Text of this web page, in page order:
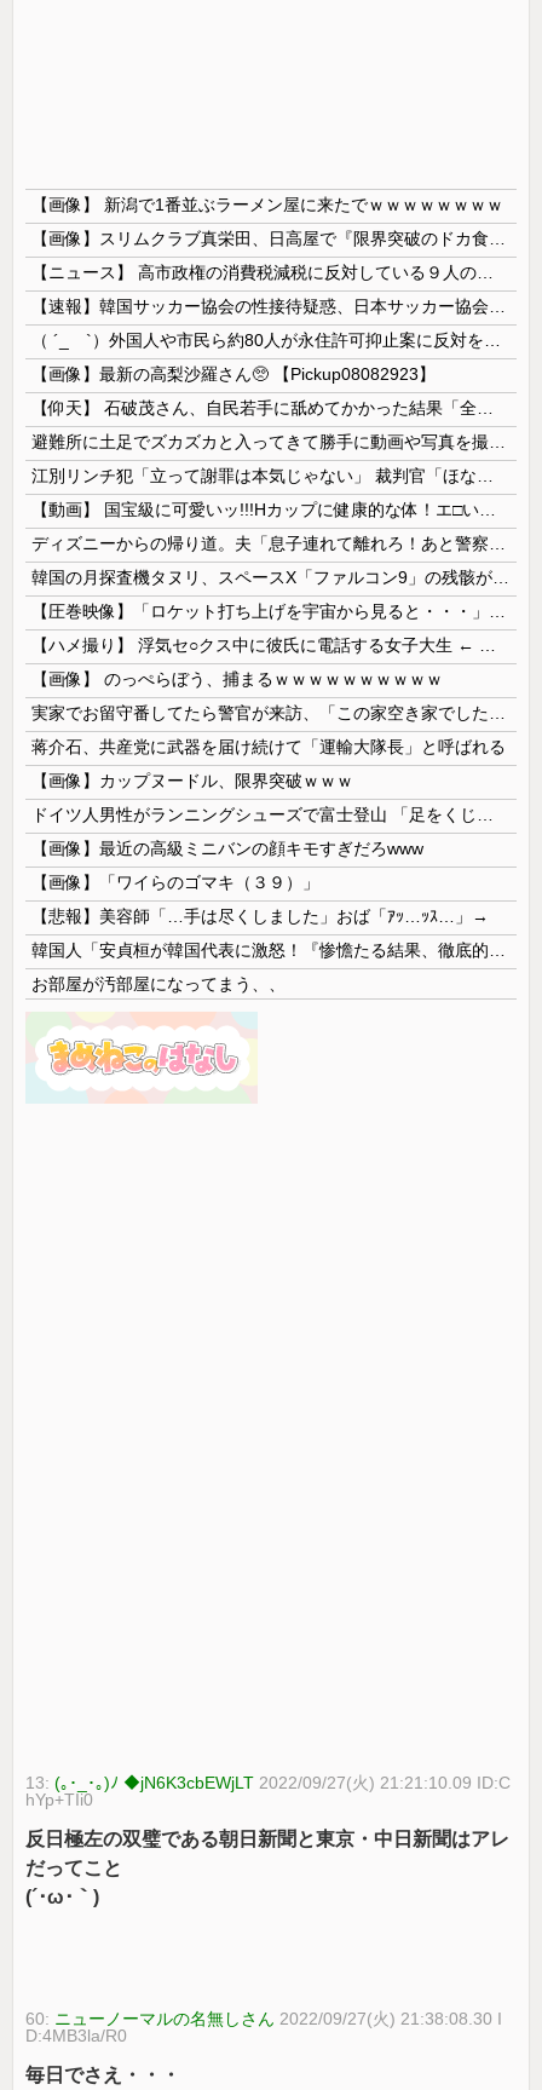
【画像】 新潟で1番並ぶラーメン屋に来たでｗｗｗｗｗｗｗｗ
【画像】最新の高梨沙羅さん🥺 【Pickup08082923】
【画像】 のっぺらぼう、捕まるｗｗｗｗｗｗｗｗｗｗ
蒋介石、共産党に武器を届け続けて「運輸大隊長」と呼ばれる
【画像】カップヌードル、限界突破ｗｗｗ
【画像】最近の高級ミニバンの顔キモすぎだろwww
【画像】「ワイらのゴマキ（３９）」
【悲報】美容師「…手は尽くしました」おば「ｱｯ…ｯｽ…」→
お部屋が汚部屋になってまう、、
13:(｡･_･｡)ﾉ ◆jN6K3cbEWjLT 2022/09/27(火) 21:21:10.09 ID:C
hYp+TIi0
反日極左の双璧である朝日新聞と東京・中日新聞はアレ
だってこと
(´･ω･｀)
60: ニューノーマルの名無しさん 2022/09/27(火) 21:38:08.30 I
D:4MB3la/R0
毎日でさえ・・・